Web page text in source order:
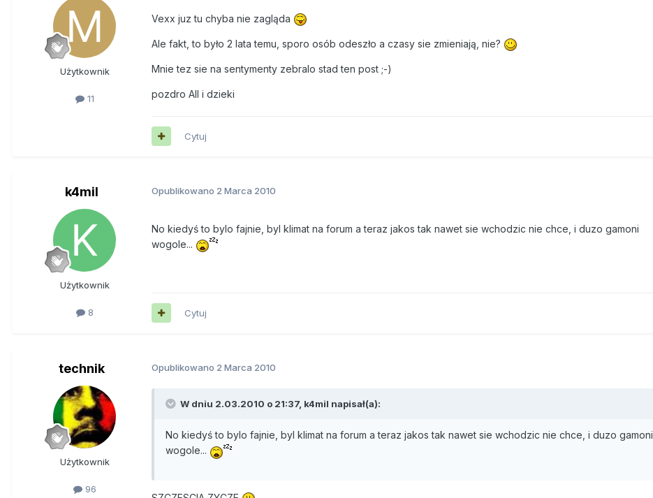
Użytkownik
11
Vexx juz tu chyba nie zagląda
Ale fakt, to było 2 lata temu, sporo osób odeszło a czasy sie zmieniają, nie?
Mnie tez sie na sentymenty zebralo stad ten post ;-)
pozdro All i dzieki
Cytuj
k4mil
Użytkownik
8
Opublikowano 2 Marca 2010
No kiedyś to bylo fajnie, byl klimat na forum a teraz jakos tak nawet sie wchodzic nie chce, i duzo gamoni
wogole...
Cytuj
technik
Użytkownik
96
Opublikowano 2 Marca 2010
W dniu 2.03.2010 o 21:37, k4mil napisał(a):
No kiedyś to bylo fajnie, byl klimat na forum a teraz jakos tak nawet sie wchodzic nie chce, i duzo gamoni
wogole...